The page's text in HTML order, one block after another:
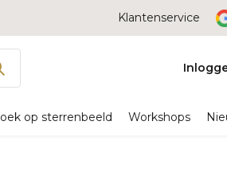
Klantenservice
op sterrenbeeld Workshops